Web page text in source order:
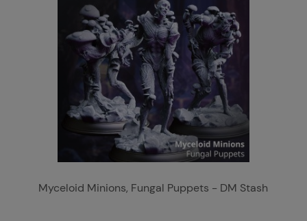
Myceloid Minions, Fungal Puppets - DM Stash